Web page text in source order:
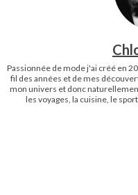
Passionnée de mode j'ai créé en
fil des années et de mes
mon univers et donc
les voyages, la cuisine, le